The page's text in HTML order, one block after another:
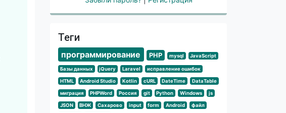
Теги
программирование PHP mysql JavaScript
Базы данных jQuery Laravel исправление ошибок
HTML Android Studio Kotlin cURL DateTime DataTable
миграция PHPWord Россия git Python Windows js
JSON ВНЖ Сахарово input form Android файл